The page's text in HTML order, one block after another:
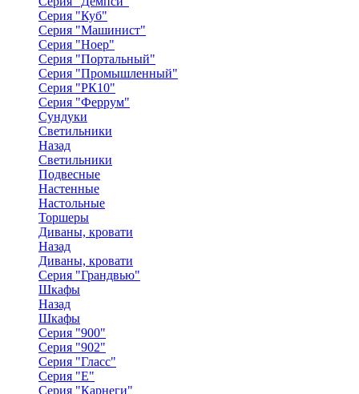
Серия "Куб"
Серия "Машинист"
Серия "Ноер"
Серия "Портальный"
Серия "Промышленный"
Серия "РК10"
Серия "Феррум"
Сундуки
Светильники
Назад
Светильники
Подвесные
Настенные
Настольные
Торшеры
Диваны, кровати
Назад
Диваны, кровати
Серия "Грандвью"
Шкафы
Назад
Шкафы
Серия "900"
Серия "902"
Серия "Гласс"
Серия "Е"
Серия "Карнеги"